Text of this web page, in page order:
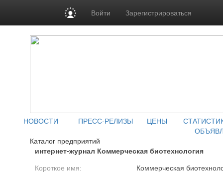
Войти Зарегистрироваться
НОВОСТИ ПРЕСС-РЕЛИЗЫ ЦЕНЫ
Каталог предприятий
интернет-журнал Коммерческая биотехнология
Короткое имя: Коммерческая